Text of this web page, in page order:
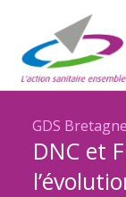
GDS Bretagne
DNC et